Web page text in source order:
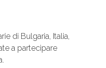
di Bulgaria, Italia,
a partecipare